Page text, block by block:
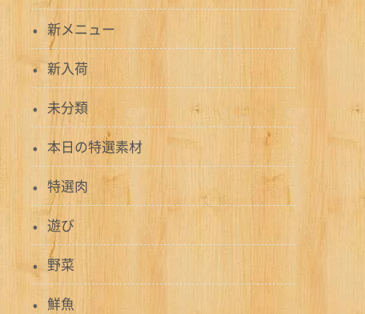
新メニュー
新入荷
未分類
本日の特選素材
特選肉
遊び
野菜
鮮魚